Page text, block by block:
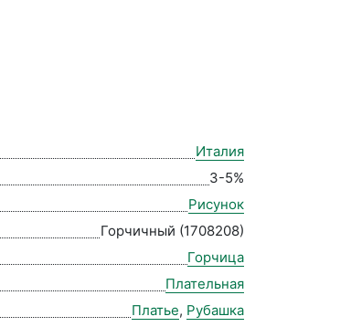
Италия
3-5%
Рисунок
Горчичный (1708208)
Горчица
Плательная
Платье, Рубашка